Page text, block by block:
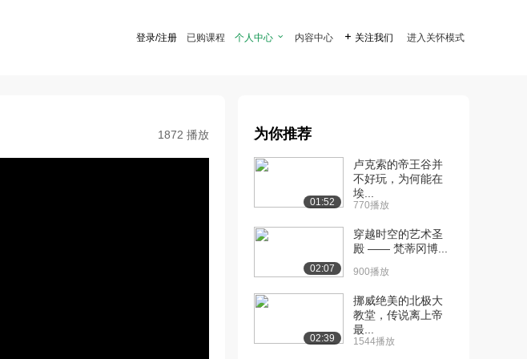
登录/注册 已购课程 个人中心  内容中心  关注我们 进入关怀模式
1872 播放 为你推荐
01:52
卢克索的帝王谷并
不好玩，为何能在
埃...
770播放
02:07
穿越时空的艺术圣
殿 —— 梵蒂冈博...
900播放
02:39
挪威绝美的北极大
教堂，传说离上帝
最...
1544播放